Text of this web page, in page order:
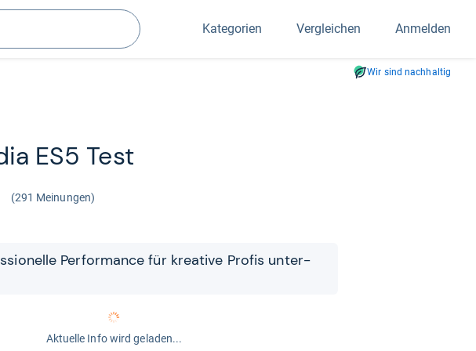
Suchen
Kategorien Vergleichen Anmelden
Wir sind nachhaltig
ES5 Test
(291 Meinungen)
Per­for­mance für krea­tive Pro­fis unter­
Aktuelle Info wird geladen...